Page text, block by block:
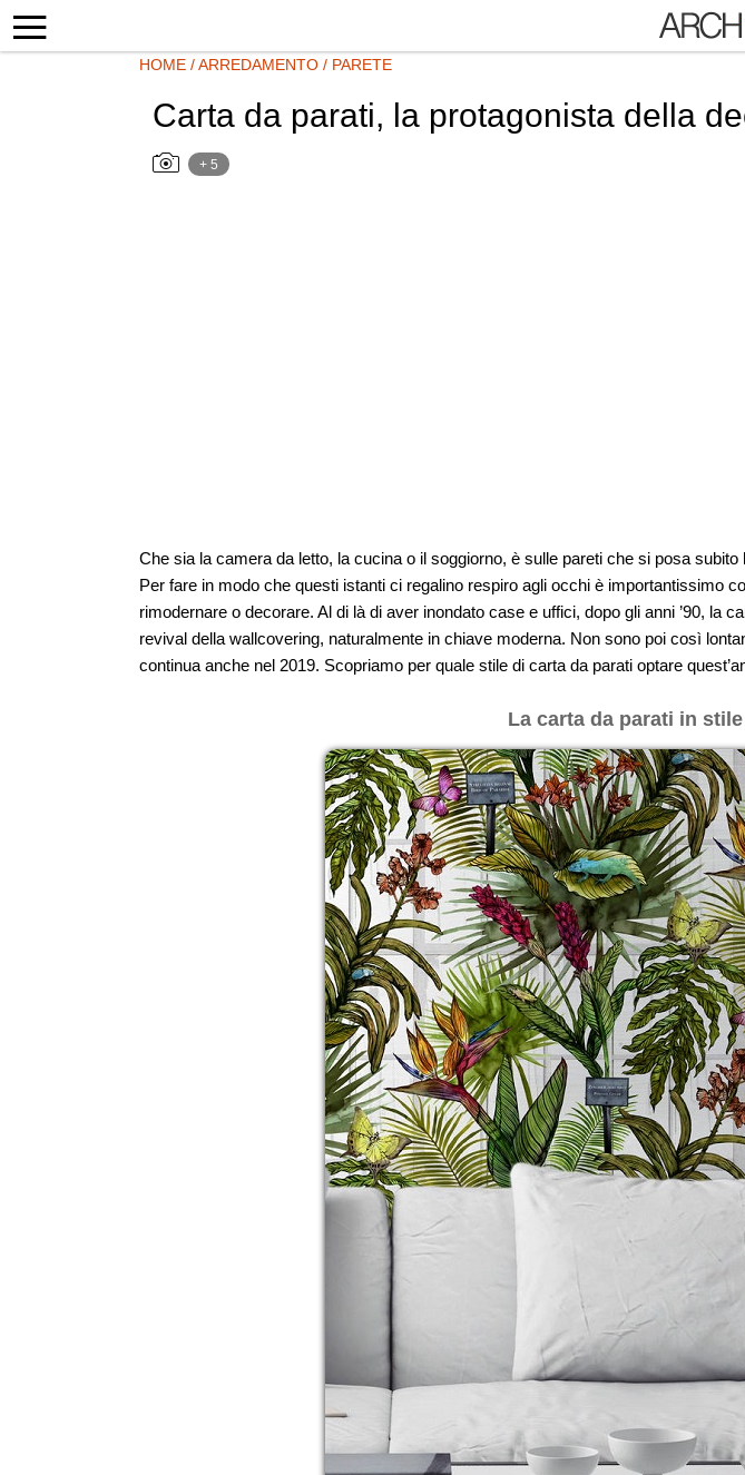
HOME /ARREDAMENTO / PARETE
Carta da parati, la protagonista della
+ 5
Che sia la camera da letto, la cucina o il soggiorno, è sulle pareti che si posa
Per fare in modo che questi istanti ci regalino respiro agli occhi è importantissimo
rimodernare o decorare. Al di là di aver inondato case e uffici, dopo gli anni ’90, la
revival della wallcovering, naturalmente in chiave moderna. Non sono poi così
continua anche nel 2019. Scopriamo per quale stile di carta da parati optare
La carta da parati in